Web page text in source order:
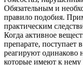
Обязательным и
правило подобия.
практическим
Когда активное
препарате, поступает
реагируют одинаково
которые имеют к нему